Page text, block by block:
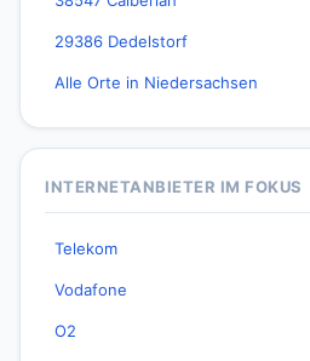
29386 Dedelstorf
Alle Orte in Niedersachsen
INTERNETANBIETER IM FOKUS
Telekom
Vodafone
O2